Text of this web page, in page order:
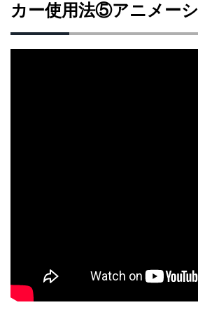
カー使用法⑤アニメー